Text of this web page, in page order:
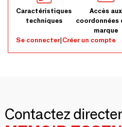
Caractéristiques
techniques
Accès aux
coordonnées
marque
Se connecter|Créer un compte
Contactez